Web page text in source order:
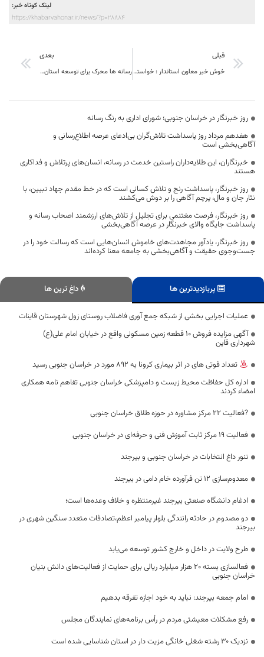
لینک کوتاه خبر:
https://khabarvahonar.ir/news/?p=28884
قبلی
خوش خبر معاون استاندار : خواسته‌های خبرنگاران به حق است
بعدی
رسانه ها محرک برای توسعه استان در سطح ملی هستند
روز خبرنگار در خراسان جنوبی؛ شورای اداری به رنگ رسانه
هفدهم مرداد روز پاسداشت تلاش‌گران بی‌ادعای عرصه اطلاع‌رسانی و
آگاهی‌بخشی است
خبرنگاران، این طلایه‌داران راستین خدمت در رسانه، انسان‌های پرتلاش و فداکاری
هستند
روز خبرنگار، پاسداشت رنج و تلاش کسانی است که در خط مقدم جهاد تبیین، با
نثار جان و مال، پرچم آگاهی را بر دوش می‌کشند
روز خبرنگار، فرصت مغتنمی برای تجلیل از تلاش‌های ارزشمند اصحاب رسانه و
پاسداشت جایگاه والای خبرنگار در عرصه آگاهی‌بخشی
روز خبرنگار، یادآور مجاهدت‌های خاموش انسان‌هایی است که رسالت خود را در
جست‌وجوی حقیقت و آگاهی‌بخشی به جامعه معنا کرده‌اند
پربازدیدترین ها داغ ترین ها
عملیات اجرایی بخشی از شبکه جمع آوری فاضلاب روستای زول شهرستان قاینات
آگهی مزایده فروش 10 قطعه زمین مسکونی واقع در خیابان امام علی(ع)
شهرداری قاین
تعداد فوتی های در اثر بیماری کرونا به 892 مورد در خراسان جنوبی رسید
اداره کل حفاظت محیط زیست و دامپزشکی خراسان جنوبی تفاهم نامه همکاری
امضاء کردند
?فعالیت ۲۲ مرکز مشاوره در حوزه طلاق خراسان جنوبی
فعالیت ۱۹ مرکز ثابت آموزش فنی و حرفه‌ای در خراسان جنوبی
تنور داغ انتخابات در خراسان جنوبی و بیرجند
معدوم‌سازی ۱۲ تن فرآورده خام دامی در بیرجند
ادغام دانشگاه صنعتی بیرجند غیرمنتظره و خلاف وعده‌ها است؛
دو مصدوم در حادثه رانندگی بلوار پیامبر اعظم،تصادفات متعدد سنگین شهری در
بیرجند
طرح ولایت در داخل و خارج کشور توسعه می‌یابد
فعالسازی بسته ۲۰ هزار میلیارد ریالی برای حمایت از فعالیت‌های دانش بنیان
خراسان جنوبی
امام جمعه بیرجند: نباید به خود اجازه تفرقه بدهیم
رفع مشکلات معیشتی مردم در رأس برنامه‌های نمایندگان مجلس
نزدیک ۳۰ رشته شغلی خانگی مزیت دار در استان شناسایی شده است